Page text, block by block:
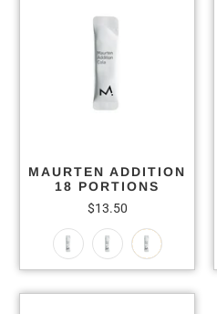
MAURTEN ADDITION
18 PORTIONS
$13.50